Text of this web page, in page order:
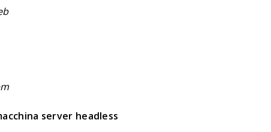
server headless